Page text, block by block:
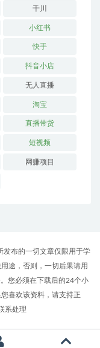
千川
小红书
快手
抖音小店
无人直播
淘宝
直播带货
短视频
网赚项目
布的一切文章仅限用于学
途，否则，一切后果请用
您必须在下载后的24个小
喜欢该资料，请支持正
系处理